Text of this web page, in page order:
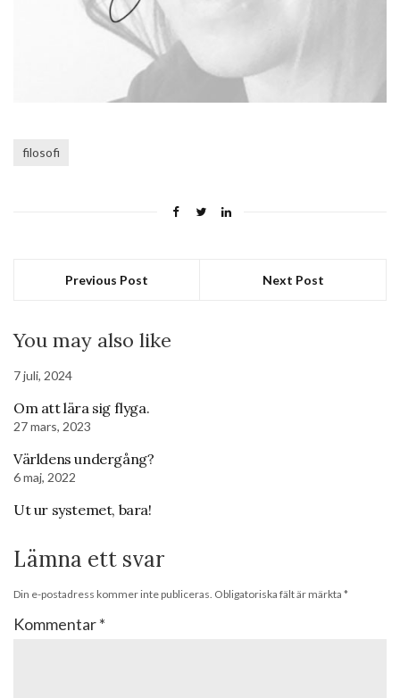
filosofi
Previous Post Next Post
You may also like
7 juli, 2024
Om att lära sig flyga.
27 mars, 2023
Världens undergång?
6 maj, 2022
Ut ur systemet, bara!
Lämna ett svar
Din e-postadress kommer inte publiceras. Obligatoriska fält är märkta *
Kommentar*